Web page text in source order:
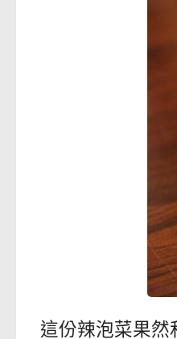
這份辣泡菜果